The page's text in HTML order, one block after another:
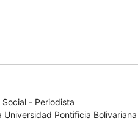
- Periodista
Universidad Pontificia Bolivariana